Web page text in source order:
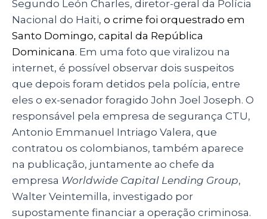
Segundo León Charles, diretor-geral da Polícia
Nacional do Haiti, o crime foi orquestrado em
Santo Domingo, capital da República
Dominicana. Em uma foto que viralizou na
internet, é possível observar dois suspeitos
que depois foram detidos pela polícia, entre
eles o ex-senador foragido John Joel Joseph. O
responsável pela empresa de segurança CTU,
Antonio Emmanuel Intriago Valera, que
contratou os colombianos, também aparece
na publicação, juntamente ao chefe da
empresa Worldwide Capital Lending Group,
Walter Veintemilla, investigado por
supostamente financiar a operação criminosa.